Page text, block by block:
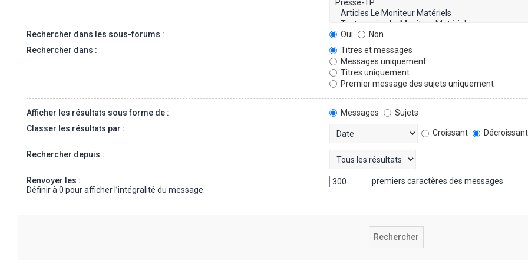
Rechercher dans les sous-forums : Oui
Non
Rechercher dans :
Titres et messages
Messages uniquement
Titres uniquement
Premier message des sujets uniquement
Afficher les résultats sous forme de : Messages
Sujets
Classer les résultats par :
Croissant Décroissant
Rechercher depuis :
Renvoyer les :
Définir à 0 pour afficher l’intégralité du message.
premiers caractères des messages